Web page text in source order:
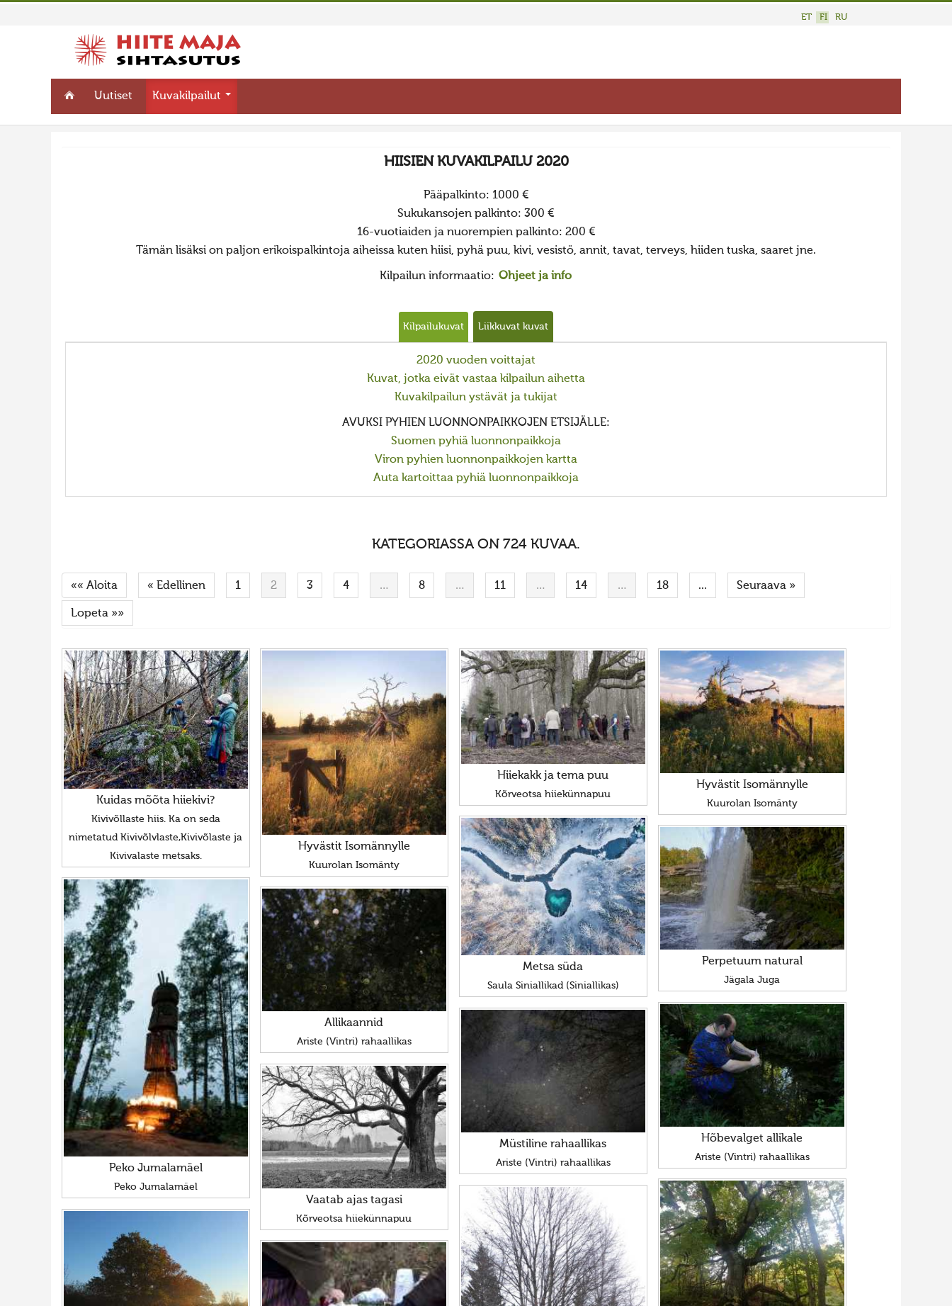
ET FI RU
Uutiset Kuvakilpailut
HIISIEN KUVAKILPAILU 2020
Pääpalkinto: 1000 €
Sukukansojen palkinto: 300 €
16-vuotiaiden ja nuorempien palkinto: 200 €
Tämän lisäksi on paljon erikoispalkintoja aiheissa kuten hiisi, pyhä puu, kivi, vesistö, annit, tavat, terveys, hiiden tuska, saaret jne.
Kilpailun informaatio: Ohjeet ja info
Kilpailukuvat Liikkuvat kuvat
2020 vuoden voittajat
Kuvat, jotka eivät vastaa kilpailun aihetta
Kuvakilpailun ystävät ja tukijat
AVUKSI PYHIEN LUONNONPAIKKOJEN ETSIJÄLLE:
Suomen pyhiä luonnonpaikkoja
Viron pyhien luonnonpaikkojen kartta
Auta kartoittaa pyhiä luonnonpaikkoja
KATEGORIASSA ON 724 KUVAA.
«« Aloita « Edellinen 1 2 3 4 … 8 … 11 … 14 … 18 ... Seuraava »
Lopeta »»
Kuidas mõõta hiiekivi?
Kivivõllaste hiis. Ka on seda
nimetatud Kivivõlvlaste,Kivivõlaste ja
Kivivalaste metsaks.
Hyvästit Isomännylle
Kuurolan Isomänty
Hiiekakk ja tema puu
Kõrveotsa hiiekünnapuu
Hyvästit Isomännylle
Kuurolan Isomänty
Metsa süda
Saula Siniallikad (Siniallikas)
Perpetuum natural
Jägala Juga
Peko Jumalamäel
Peko Jumalamäel
Allikaannid
Ariste (Vintri) rahaallikas
Hõbevalget allikale
Ariste (Vintri) rahaallikas
Müstiline rahaallikas
Ariste (Vintri) rahaallikas
Vaatab ajas tagasi
Kõrveotsa hiiekünnapuu